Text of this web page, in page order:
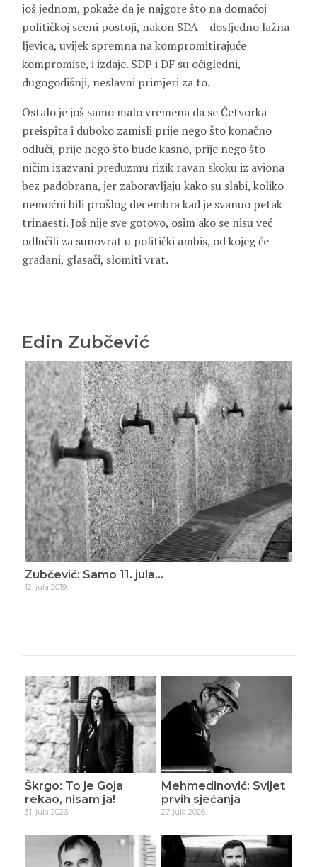
još jednom, pokaže da je najgore što na domaćoj
političkoj sceni postoji, nakon SDA – dosljedno lažna
ljevica, uvijek spremna na kompromitirajuće
kompromise, i izdaje. SDP i DF su očigledni,
dugogodišnji, neslavni primjeri za to.
Ostalo je još samo malo vremena da se Četvorka
preispita i duboko zamisli prije nego što konačno
odluči, prije nego što bude kasno, prije nego što
ničim izazvani preduzmu rizik ravan skoku iz aviona
bez padobrana, jer zaboravljaju kako su slabi, koliko
nemoćni bili prošlog decembra kad je svanuo petak
trinaesti. Još nije sve gotovo, osim ako se nisu već
odlučili za sunovrat u politički ambis, od kojeg će
građani, glasači, slomiti vrat.
Edin Zubčević
Zubčević: Samo 11. jula…
12. jula 2019.
Škrgo: To je Goja
rekao, nisam ja!
31. jula 2026.
Mehmedinović: Svijet
prvih sjećanja
27. jula 2026.